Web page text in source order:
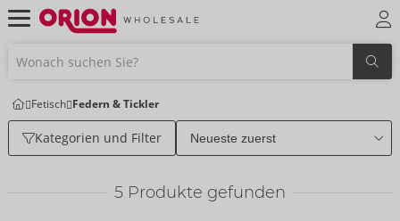
Fetisch Federn & Tickler
Kategorien und Filter
5 Produkte gefunden